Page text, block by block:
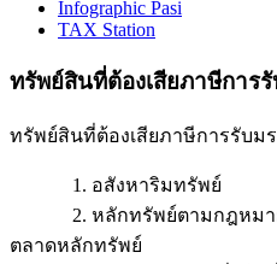
Infographic Pasi
TAX Station
ทรัพย์สินที่ต้องเสียภาษีการ
ทรัพย์สินที่ต้องเสียภาษีการรับม
1. อสังหาริมทรัพย์
2. หลักทรัพย์ตามกฎหมาย
ตลาดหลักทรัพย์